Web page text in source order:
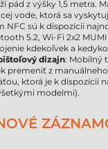
pád z výšky 1,5 metra.
vode, ktorá sa
NFC sú k dispozícii
5.2, Wi-Fi 2x2
kdekoľvek a
dizajn: Mobilný
premeniť z
ktorá je k dispozícii
modelmi).